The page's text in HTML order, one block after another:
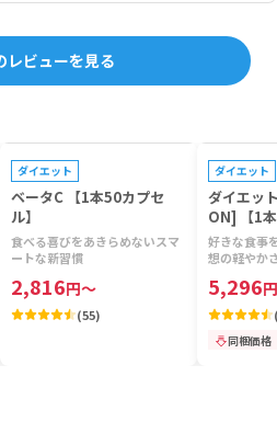
レビューを見る
ダイエット
ベータC 【1本50カプセ
ル】
食べる喜びをあきらめないスマ
ートな新習慣
2,816円～
(55)
ダイエット
ダイエッ
ON] 【1
好きな食事
想の軽やか
5,296円
同梱価格